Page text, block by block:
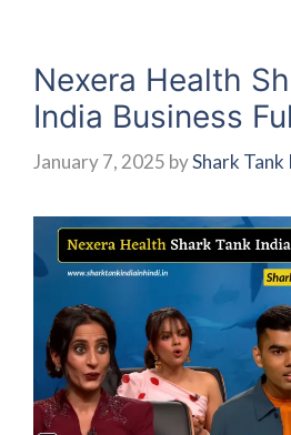
Nexera Health
India Business
January 7, 2025 byShark Tank